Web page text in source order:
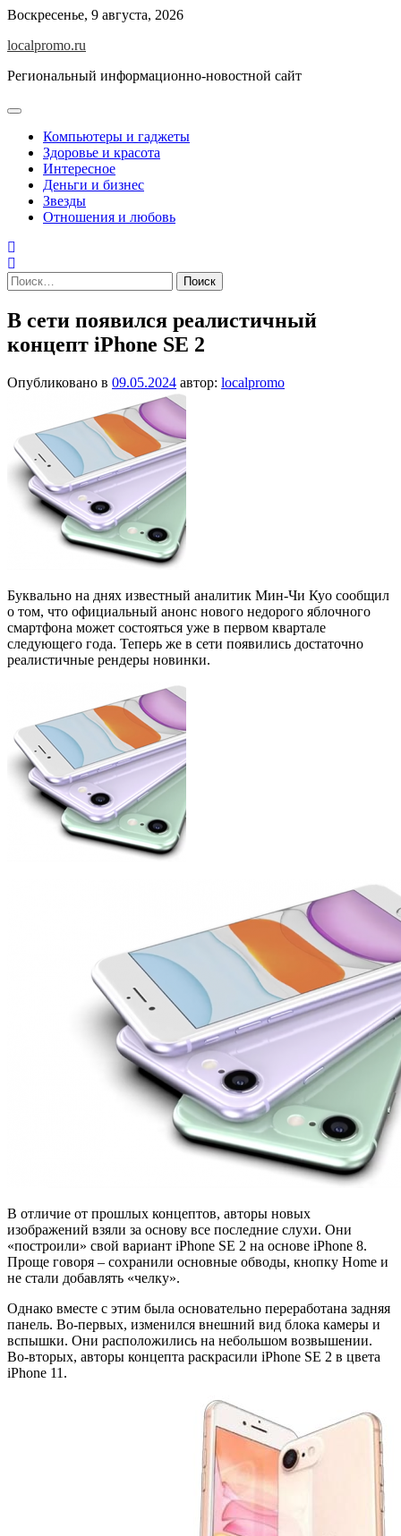
Перейти
содержимому
Воскресенье, 9 августа, 2026
localpromo.ru
Региональный информационно-новостной сайт
Компьютеры и гаджеты
Здоровье и красота
Интересное
Деньги и бизнес
Звезды
Отношения и любовь
Найти:
В сети появился реалистичный
концепт iPhone SE 2
Опубликовано в 09.05.2024 автор: localpromo
Буквально на днях известный аналитик Мин-Чи Куо сообщил
о том, что официальный анонс нового недорого яблочного
смартфона может состояться уже в первом квартале
следующего года. Теперь же в сети появились достаточно
реалистичные рендеры новинки.
В отличие от прошлых концептов, авторы новых
изображений взяли за основу все последние слухи. Они
«построили» свой вариант iPhone SE 2 на основе iPhone 8.
Проще говоря – сохранили основные обводы, кнопку Home и
не стали добавлять «челку».
Однако вместе с этим была основательно переработана задняя
панель. Во-первых, изменился внешний вид блока камеры и
вспышки. Они расположились на небольшом возвышении.
Во-вторых, авторы концепта раскрасили iPhone SE 2 в цвета
iPhone 11.